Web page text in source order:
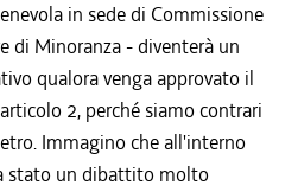
in sede di Commissione
di Minoranza - diventerà un
qualora venga approvato il
2, perché siamo contrari
Immagino che all'interno
stato un dibattito molto